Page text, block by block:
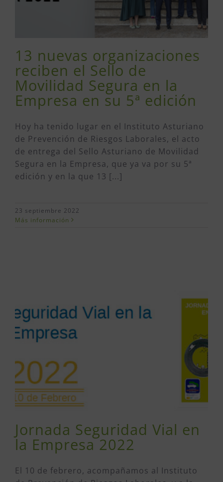
13 nuevas organizaciones
reciben el Sello de
Movilidad Segura en la
Empresa en su 5ª edición
Hoy ha tenido lugar en el Instituto Asturiano
de Prevención de Riesgos Laborales, el acto
de entrega del Sello Asturiano de Movilidad
Segura en la Empresa, que ya va por su 5ª
edición y en la que 13 [...]
23 septiembre 2022
Más información
Jornada Seguridad Vial en
la Empresa 2022
El 10 de febrero, acompañamos al Instituto